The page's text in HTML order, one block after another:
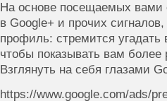
На основе посещаемых вами
в Google+ и прочих
профиль: стремится
чтобы показывать вам более
Взглянуть на себя глазами
https://www.google.com/ads/